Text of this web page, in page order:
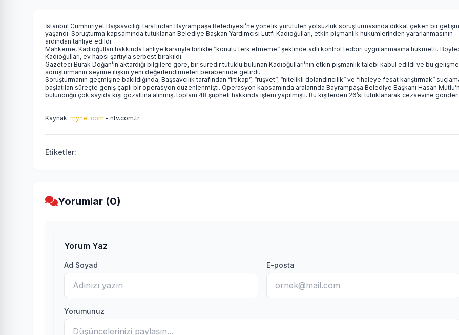
İstanbul Cumhuriyet Başsavcılığı tarafından Bayrampaşa Belediyesi’ne yönelik yürütülen yolsuzluk soruşturmasında dikkat çeken bir
yaşandı. Soruşturma kapsamında tutuklanan Belediye Başkan Yardımcısı Lütfi Kadıoğulları, etkin pişmanlık hükümlerinden yararlanmasının
ardından tahliye edildi.
Mahkeme, Kadıoğulları hakkında tahliye kararıyla birlikte “konutu terk etmeme” şeklinde adli kontrol tedbiri uygulanmasına hükmetti.
Kadıoğulları, ev hapsi şartıyla serbest bırakıldı.
Gazeteci Burak Doğan’ın aktardığı bilgilere göre, bir süredir tutuklu bulunan Kadıoğulları’nın etkin pişmanlık talebi kabul edildi ve bu gelişme
soruşturmanın seyrine ilişkin yeni değerlendirmeleri beraberinde getirdi.
Soruşturmanın geçmişine bakıldığında, Başsavcılık tarafından “irtikap”, “rüşvet”, “nitelikli dolandırıcılık” ve “ihaleye fesat karıştırmak”
başlatılan süreçte geniş çaplı bir operasyon düzenlenmişti. Operasyon kapsamında aralarında Bayrampaşa Belediye Başkanı Hasan
bulunduğu çok sayıda kişi gözaltına alınmış, toplam 48 şüpheli hakkında işlem yapılmıştı. Bu kişilerden 26’sı tutuklanarak cezaevine
Kaynak: mynet.com - ntv.com.tr
Etiketler:
Yorumlar (0)
Yorum Yaz
Ad Soyad E-posta
Yorumunuz